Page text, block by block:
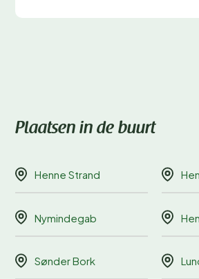
Plaatsen in de buurt
Henne Strand
Nymindegab
Sønder Bork